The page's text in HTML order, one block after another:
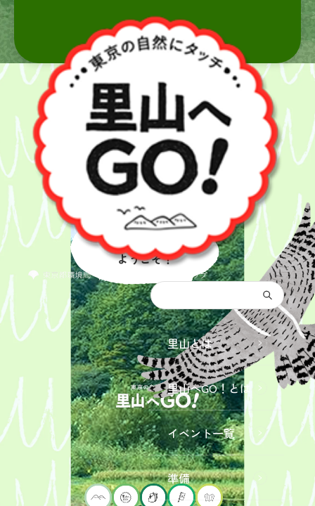
都庁総合トップ
里山とは
里山へGO！とは
イベント一覧
準備
里山へ
ようこそ！